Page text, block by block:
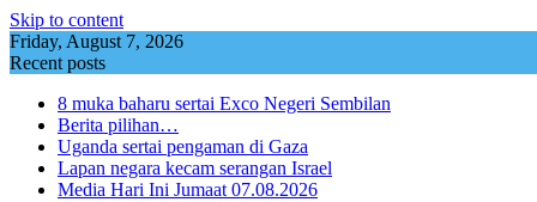
Skip to content
Friday, August 7, 2026
Recent posts
8 muka baharu sertai Exco Negeri Sembilan
Berita pilihan…
Uganda sertai pengaman di Gaza
Lapan negara kecam serangan Israel
Media Hari Ini Jumaat 07.08.2026